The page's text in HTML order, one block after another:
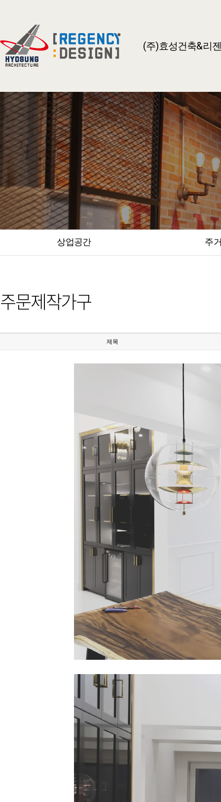
(주)효성건축&리
상업공간 주
주문제작가구
제목